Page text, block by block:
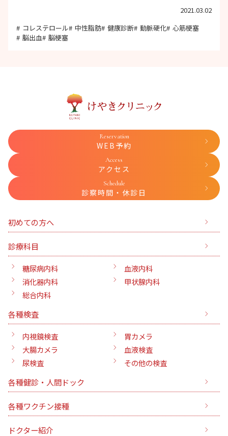
2021.03.02
コレステロール
中性脂肪 健康診断 動脈硬化
心筋梗塞
脳出血
脳梗塞
Reservation
WEB予約
Access
アクセス
Schedule
診察時間・休診日
初めての方へ
診療科目
糖尿病内科
血液内科
消化器内科
甲状腺内科
総合内科
各種検査
内視鏡検査
胃カメラ
大腸カメラ
血液検査
尿検査
その他の検査
各種健診・人間ドック
各種ワクチン接種
ドクター紹介